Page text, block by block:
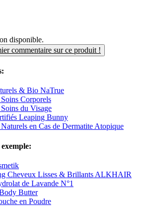
disponible.
commentaire sur ce produit !
& Bio NaTrue
Corporels
du Visage
Leaping Bunny
en Cas de Dermatite Atopique
Cheveux Lisses & Brillants ALKHAIR
de Lavande N°1
Butter
en Poudre